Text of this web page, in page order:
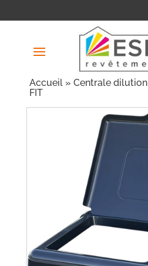
Accueil » Centrale dilution
FIT